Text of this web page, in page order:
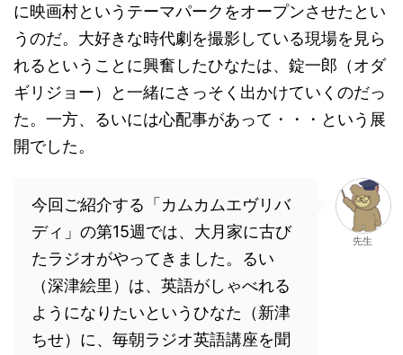
に映画村というテーマパークをオープンさせたとい
うのだ。大好きな時代劇を撮影している現場を見ら
れるということに興奮したひなたは、錠一郎（オダ
ギリジョー）と一緒にさっそく出かけていくのだっ
た。一方、るいには心配事があって・・・という展
開でした。
今回ご紹介する「カムカムエヴリバ
ディ」の第15週では、大月家に古び
たラジオがやってきました。るい
（深津絵里）は、英語がしゃべれる
ようになりたいというひなた（新津
ちせ）に、毎朝ラジオ英語講座を聞
先生